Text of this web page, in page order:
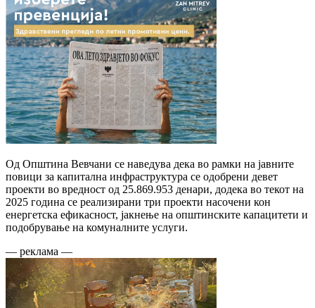
Од Општина Вевчани се наведува дека во рамки на јавните
повици за капитална инфраструктура се одобрени девет
проекти во вредност од 25.869.953 денари, додека во текот на
2025 година се реализирани три проекти насочени кон
енергетска ефикасност, јакнење на општинските капацитети и
подобрување на комуналните услуги.
— реклама —